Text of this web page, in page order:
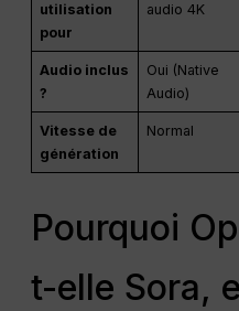
utilisation
pour
audio 4K
Audio inclus
?
Oui (Native
Audio)
Vitesse de
génération
Normal
Pourquoi
t-elle Sora,